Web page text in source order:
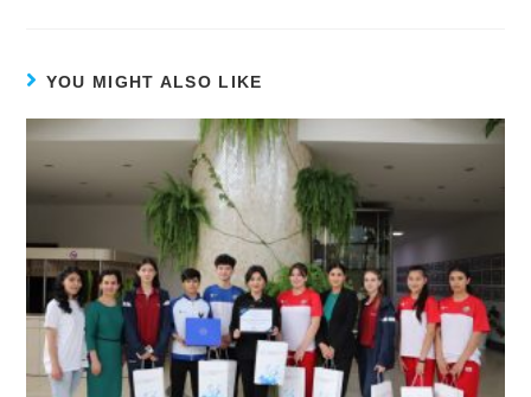
YOU MIGHT ALSO LIKE